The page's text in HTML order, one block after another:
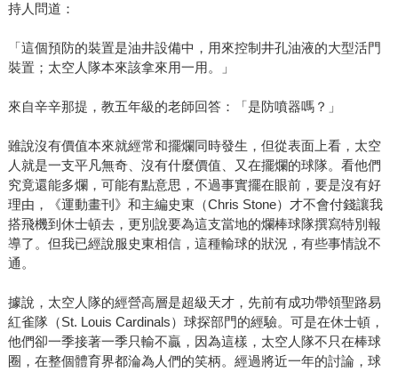
持人問道：
「這個預防的裝置是油井設備中，用來控制井孔油液的大型活門
裝置；太空人隊本來該拿來用一用。」
來自辛辛那提，教五年級的老師回答：「是防噴器嗎？」
雖說沒有價值本來就經常和擺爛同時發生，但從表面上看，太空
人就是一支平凡無奇、沒有什麼價值、又在擺爛的球隊。看他們
究竟還能多爛，可能有點意思，不過事實擺在眼前，要是沒有好
理由，《運動畫刊》和主編史東（Chris Stone）才不會付錢讓我
搭飛機到休士頓去，更別說要為這支當地的爛棒球隊撰寫特別報
導了。但我已經說服史東相信，這種輸球的狀況，有些事情說不
通。
據說，太空人隊的經營高層是超級天才，先前有成功帶領聖路易
紅雀隊（St. Louis Cardinals）球探部門的經驗。可是在休士頓，
他們卻一季接著一季只輸不贏，因為這樣，太空人隊不只在棒球
圈，在整個體育界都淪為人們的笑柄。經過將近一年的討論，球